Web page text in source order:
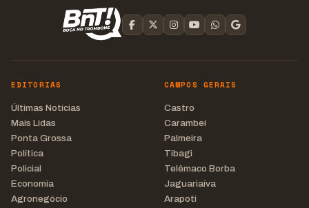
EDITORIAS
Últimas Notícias
Mais Lidas
Ponta Grossa
Política
Policial
Economia
Agronegócio
CAMPOS GERAIS
Castro
Carambeí
Palmeira
Tibagi
Telêmaco Borba
Jaguariaíva
Arapoti